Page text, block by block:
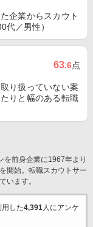
企業からスカウト
代／男性）
63.6点
り扱っていない案
りと幅のある転職
を前身企業に1967年より
開始。転職スカウトサー
います。
した4,391人にアンケ